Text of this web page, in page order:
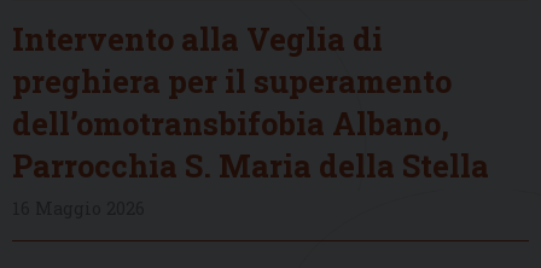
Intervento alla Veglia di
preghiera per il superamento
dell’omotransbifobia Albano,
Parrocchia S. Maria della Stella